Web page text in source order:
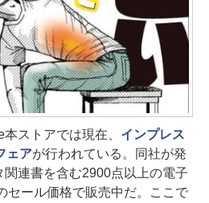
ストアでは現在、 インプレス
ェアが行われている。同社が発
連書を含む2900点以上の電子
セール価格で販売中だ。ここで